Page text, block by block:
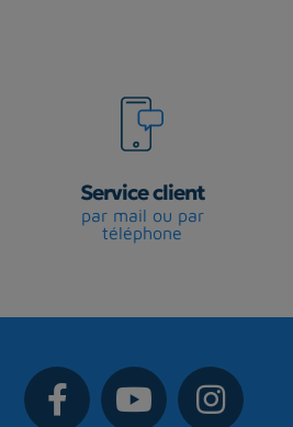
Service client
par mail ou par
téléphone